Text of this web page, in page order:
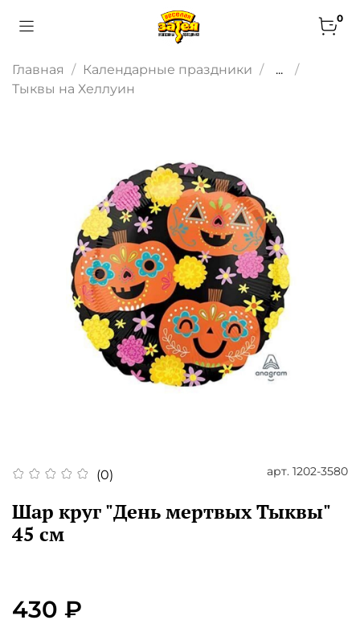
0
Главная Календарные праздники
...
Тыквы на Хеллуин
(0) арт. 1202-3580
Шар круг "День мертвых Тыквы"
45 см
430 ₽